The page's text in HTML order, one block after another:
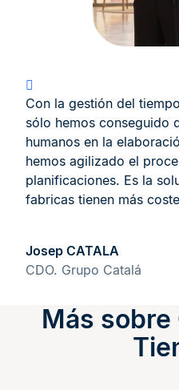
Con la gestión del
sólo hemos conseguido
humanos en la
hemos agilizado el
planificaciones. Es la
fabricas tienen más
Josep CATALA
CDO. Grupo Catalá
Más sobre